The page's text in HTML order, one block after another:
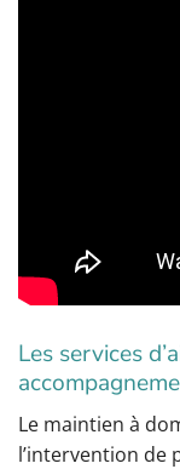
Les services
Le maintien à
l’intervention de